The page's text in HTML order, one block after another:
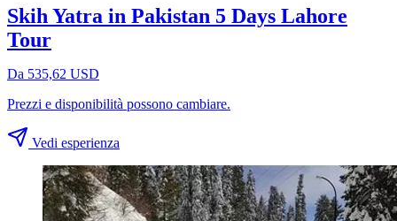
Skih Yatra in Pakistan 5 Days Lahore
Tour
Da 535,62 USD
Prezzi e disponibilità possono cambiare.
Vedi esperienza